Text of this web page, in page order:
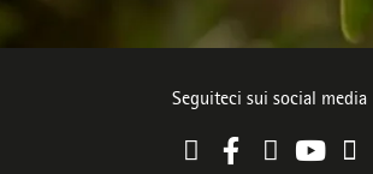
Seguiteci sui social media